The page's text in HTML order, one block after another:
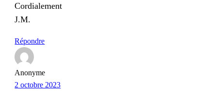
Cordialement
J.M.
Répondre
Anonyme
2 octobre 2023